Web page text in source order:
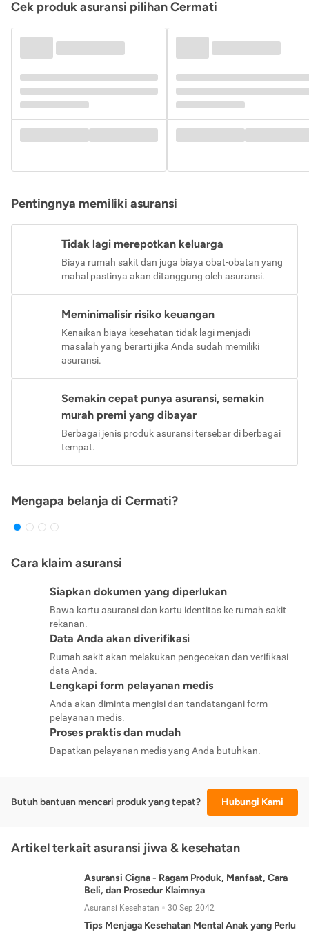
Cek produk asuransi pilihan Cermati
Pentingnya memiliki asuransi
Tidak lagi merepotkan keluarga
Biaya rumah sakit dan juga biaya obat-obatan yang
mahal pastinya akan ditanggung oleh asuransi.
Meminimalisir risiko keuangan
Kenaikan biaya kesehatan tidak lagi menjadi
masalah yang berarti jika Anda sudah memiliki
asuransi.
Semakin cepat punya asuransi, semakin
murah premi yang dibayar
Berbagai jenis produk asuransi tersebar di berbagai
tempat.
Mengapa belanja di Cermati?
Cara klaim asuransi
Siapkan dokumen yang diperlukan
Bawa kartu asuransi dan kartu identitas ke rumah sakit
rekanan.
Data Anda akan diverifikasi
Rumah sakit akan melakukan pengecekan dan verifikasi
data Anda.
Lengkapi form pelayanan medis
Anda akan diminta mengisi dan tandatangani form
pelayanan medis.
Proses praktis dan mudah
Dapatkan pelayanan medis yang Anda butuhkan.
Butuh bantuan mencari produk yang tepat? Hubungi Kami
Artikel terkait asuransi jiwa & kesehatan
Asuransi Cigna - Ragam Produk, Manfaat, Cara
Beli, dan Prosedur Klaimnya
Asuransi Kesehatan 30 Sep 2042
Tips Menjaga Kesehatan Mental Anak yang Perlu